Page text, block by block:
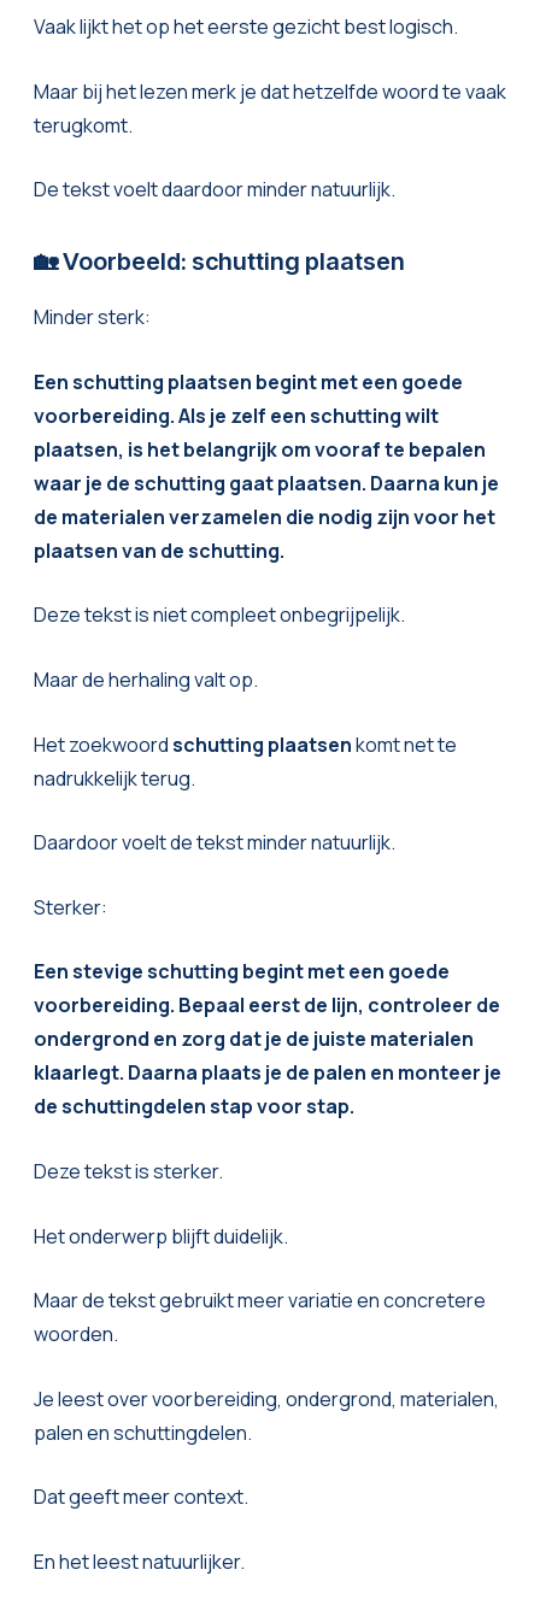
Vaak lijkt het op het eerste gezicht best logisch.
Maar bij het lezen merk je dat hetzelfde woord te vaak
terugkomt.
De tekst voelt daardoor minder natuurlijk.
🏡 Voorbeeld: schutting plaatsen
Minder sterk:
Een schutting plaatsen begint met een goede
voorbereiding. Als je zelf een schutting wilt
plaatsen, is het belangrijk om vooraf te bepalen
waar je de schutting gaat plaatsen. Daarna kun je
de materialen verzamelen die nodig zijn voor het
plaatsen van de schutting.
Deze tekst is niet compleet onbegrijpelijk.
Maar de herhaling valt op.
Het zoekwoordschutting plaatsenkomt net te
nadrukkelijk terug.
Daardoor voelt de tekst minder natuurlijk.
Sterker:
Een stevige schutting begint met een goede
voorbereiding. Bepaal eerst de lijn, controleer de
ondergrond en zorg dat je de juiste materialen
klaarlegt. Daarna plaats je de palen en monteer je
de schuttingdelen stap voor stap.
Deze tekst is sterker.
Het onderwerp blijft duidelijk.
Maar de tekst gebruikt meer variatie en concretere
woorden.
Je leest over voorbereiding, ondergrond, materialen,
palen en schuttingdelen.
Dat geeft meer context.
En het leest natuurlijker.